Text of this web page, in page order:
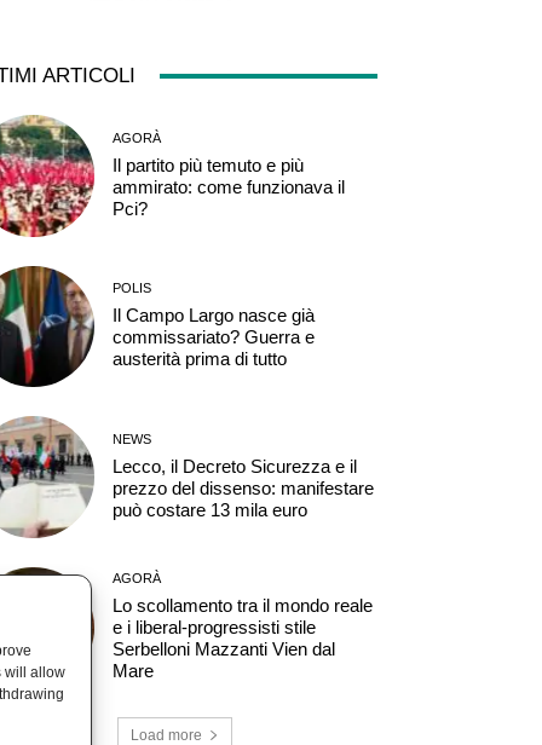
will allow
ARTICOLI
AGORÀ
Il partito più temuto e più
ammirato: come funzionava il
Pci?
POLIS
Il Campo Largo nasce già
commissariato? Guerra e
austerità prima di tutto
NEWS
Lecco, il Decreto Sicurezza e il
prezzo del dissenso: manifestare
può costare 13 mila euro
AGORÀ
Lo scollamento tra il mondo reale
e i liberal-progressisti stile
Serbelloni Mazzanti Vien dal
Mare
Load more